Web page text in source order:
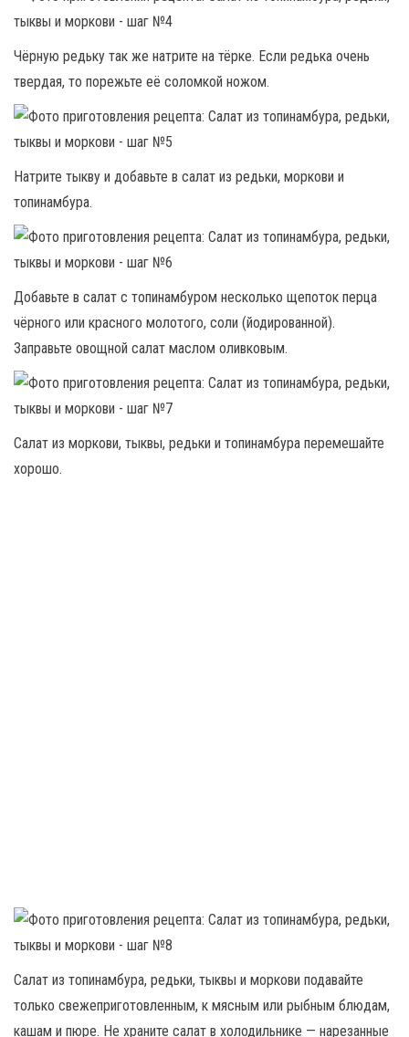
Чёрную редьку так же натрите на тёрке. Если редька очень
твердая, то порежьте её соломкой ножом.
Натрите тыкву и добавьте в салат из редьки, моркови и
топинамбура.
Добавьте в салат с топинамбуром несколько щепоток перца
чёрного или красного молотого, соли (йодированной).
Заправьте овощной салат маслом оливковым.
Салат из моркови, тыквы, редьки и топинамбура перемешайте
хорошо.
Салат из топинамбура, редьки, тыквы и моркови подавайте
только свежеприготовленным, к мясным или рыбным блюдам,
кашам и пюре. Не храните салат в холодильнике — нарезанные